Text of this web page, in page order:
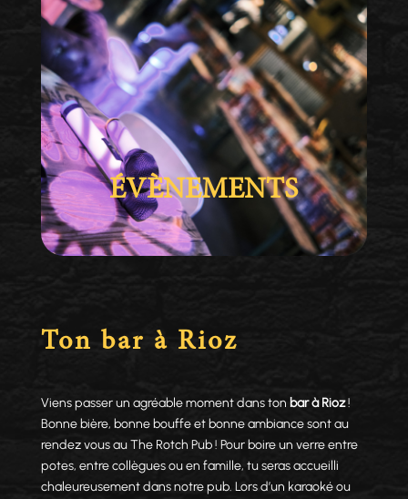
ÉVÈNEMENTS
Ton bar à Rioz
Viens passer un agréable moment dans ton bar à Rioz!
Bonne bière, bonne bouffe et bonne ambiance sont au
rendez vous au The Rotch Pub ! Pour boire un verre entre
potes, entre collègues ou en famille, tu seras accueilli
chaleureusement dans notre pub. Lors d’un karaoké ou